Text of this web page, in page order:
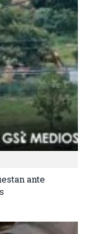
ante